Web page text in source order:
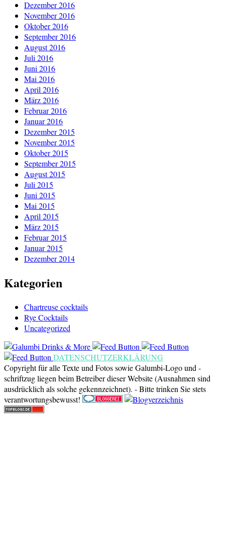
Dezember 2016
November 2016
Oktober 2016
September 2016
August 2016
Juli 2016
Juni 2016
Mai 2016
April 2016
März 2016
Februar 2016
Januar 2016
Dezember 2015
November 2015
Oktober 2015
September 2015
August 2015
Juli 2015
Juni 2015
Mai 2015
April 2015
März 2015
Februar 2015
Januar 2015
Dezember 2014
Kategorien
Chartreuse cocktails
Rye Cocktails
Uncategorized
DATENSCHUTZERKLÄRUNG
Copyright für alle Texte und Fotos sowie Galumbi-Logo und -
schriftzug liegen beim Betreiber dieser Website (Ausnahmen sind
ausdrücklich als solche gekennzeichnet). - Bitte trinken Sie stets
verantwortungsbewusst!